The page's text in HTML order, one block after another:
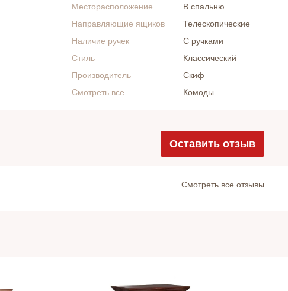
Месторасположение
В спальню
Направляющие ящиков
Телескопические
Наличие ручек
С ручками
Стиль
Классический
Производитель
Скиф
Смотреть все
Комоды
Оставить отзыв
Cмотреть все отзывы